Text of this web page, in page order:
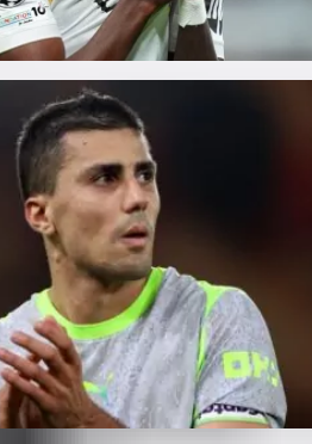
et le Barça, Rodri a fait
semblait tenir la corde depuis
Rodri a pris un tournant
City privilégierait
FC Barcelone.